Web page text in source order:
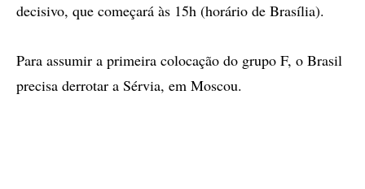
decisivo, que começará às 15h (horário de Brasília).
Para assumir a primeira colocação do grupo F, o Brasil
precisa derrotar a Sérvia, em Moscou.